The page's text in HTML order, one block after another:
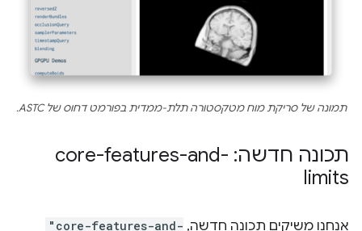
תמונה של סריקת מוח מטקסטורה תלת-ממדית בפורמט דחוס של ASTC.
תכונה חדשה: core-features-and-
limits
אנחנו משיקים תכונה חדשה, "core-features-and-